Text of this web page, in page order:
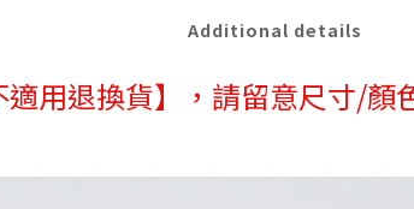
Additional details
適用退換貨】，請留意尺寸/